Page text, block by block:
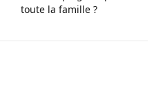
toute la famille ?